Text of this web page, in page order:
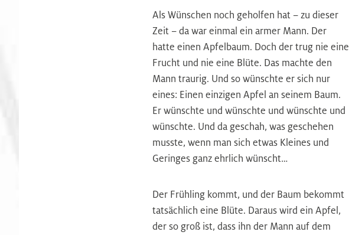
Als Wünschen noch geholfen hat – zu dieser
Zeit – da war einmal ein armer Mann. Der
hatte einen Apfelbaum. Doch der trug nie eine
Frucht und nie eine Blüte. Das machte den
Mann traurig. Und so wünschte er sich nur
eines: Einen einzigen Apfel an seinem Baum.
Er wünschte und wünschte und wünschte und
wünschte. Und da geschah, was geschehen
musste, wenn man sich etwas Kleines und
Geringes ganz ehrlich wünscht…
Der Frühling kommt, und der Baum bekommt
tatsächlich eine Blüte. Daraus wird ein Apfel,
der so groß ist, dass ihn der Mann auf dem